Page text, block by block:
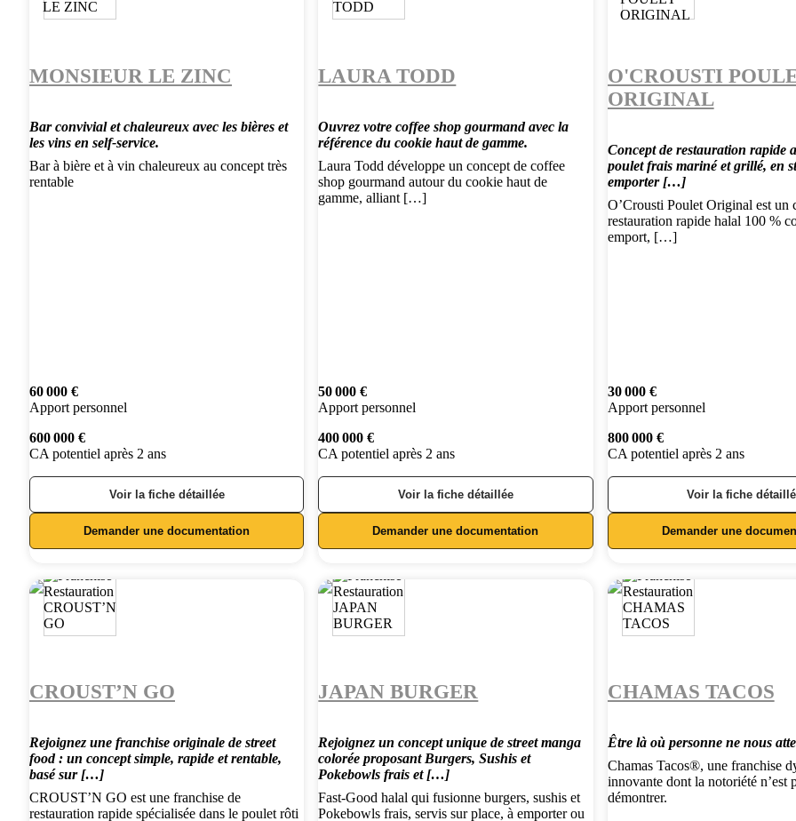
MONSIEUR LE ZINC
Bar convivial et chaleureux avec les bières et
les vins en self-service.
Bar à bière et à vin chaleureux au concept très
rentable
60 000 €
Apport personnel
600 000 €
CA potentiel après 2 ans
Voir la fiche détaillée
Demander une documentation
LAURA TODD
Ouvrez votre coffee shop gourmand avec la
référence du cookie haut de gamme.
Laura Todd développe un concept de coffee
shop gourmand autour du cookie haut de
gamme, alliant […]
50 000 €
Apport personnel
400 000 €
CA potentiel après 2 ans
Voir la fiche détaillée
Demander une documentation
O'CROUSTI
ORIGINAL
Concept de restauration rapide
poulet frais mariné et grillé, en
emporter […]
O’Crousti Poulet Original est un
restauration rapide halal 100 %
emport, […]
30 000 €
Apport personnel
800 000 €
CA potentiel après 2 ans
Voir la fiche
Demander une
CROUST’N GO
Rejoignez une franchise originale de street
food : un concept simple, rapide et rentable,
basé sur […]
CROUST’N GO est une franchise de
restauration rapide spécialisée dans le poulet rôti
JAPAN BURGER
Rejoignez un concept unique de street manga
colorée proposant Burgers, Sushis et
Pokebowls frais et […]
Fast-Good halal qui fusionne burgers, sushis et
Pokebowls frais, servis sur place, à emporter ou
CHAMAS TACOS
Être là où personne ne nous
Chamas Tacos®️, une franchise
innovante dont la notoriété n’est
démontrer.